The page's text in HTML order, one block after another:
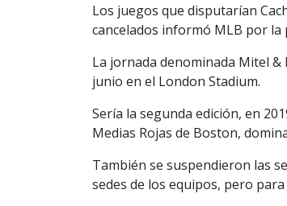
Los juegos que disputarían
cancelados informó MLB por la
La jornada denominada Mitel
junio en el London Stadium.
Sería la segunda edición, en
Medias Rojas de Boston,
También se suspendieron las
sedes de los equipos, pero